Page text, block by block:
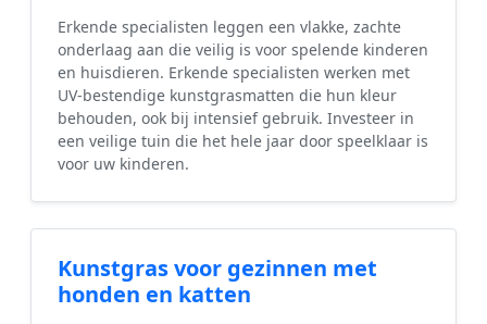
Erkende specialisten leggen een vlakke, zachte
onderlaag aan die veilig is voor spelende kinderen
en huisdieren. Erkende specialisten werken met
UV-bestendige kunstgrasmatten die hun kleur
behouden, ook bij intensief gebruik. Investeer in
een veilige tuin die het hele jaar door speelklaar is
voor uw kinderen.
Kunstgras voor gezinnen met
honden en katten